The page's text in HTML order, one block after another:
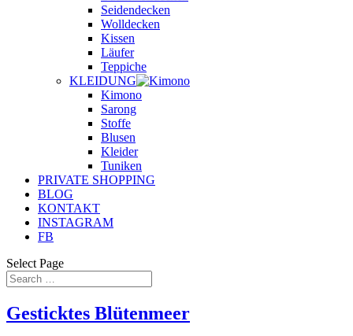
Seidendecken
Wolldecken
Kissen
Läufer
Teppiche
KLEIDUNG
Kimono
Sarong
Stoffe
Blusen
Kleider
Tuniken
PRIVATE SHOPPING
BLOG
KONTAKT
INSTAGRAM
FB
Select Page
Gesticktes Blütenmeer